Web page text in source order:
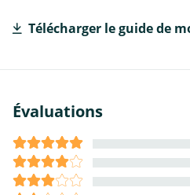
Télécharger le guide de
Évaluations